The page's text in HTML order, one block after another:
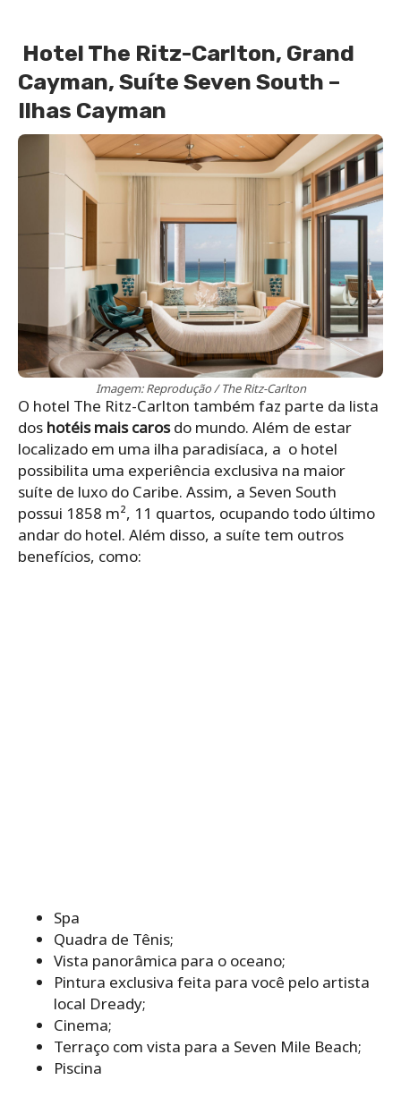
Hotel The Ritz-Carlton, Grand
Cayman, Suíte Seven South –
Ilhas Cayman
Imagem: Reprodução / The Ritz-Carlton
O hotel The Ritz-Carlton também faz parte da lista
dos hotéis mais carosdo mundo. Além de estar
localizado em uma ilha paradisíaca, a o hotel
possibilita uma experiência exclusiva na maior
suíte de luxo do Caribe. Assim, a Seven South
possui 1858 m², 11 quartos, ocupando todo último
andar do hotel. Além disso, a suíte tem outros
benefícios, como:
Spa
Quadra de Tênis;
Vista panorâmica para o oceano;
Pintura exclusiva feita para você pelo artista
local Dready;
Cinema;
Terraço com vista para a Seven Mile Beach;
Piscina